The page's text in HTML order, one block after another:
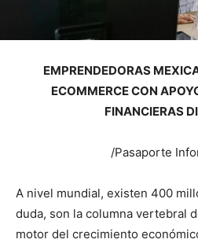
EMPRENDEDORAS
ECOMMERCE CON
FINANCIERAS
/Pasaporte
A nivel mundial, existen 400
duda, son la columna vertebral
motor del crecimiento